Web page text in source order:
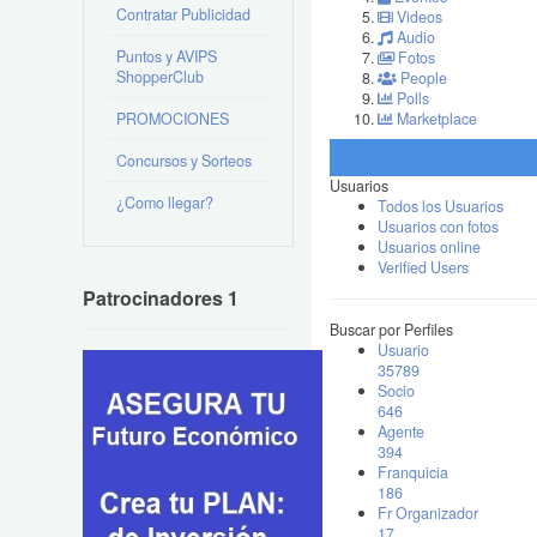
Videos
Audio
Fotos
People
Polls
Marketplace
Usuarios
Todos los Usuarios
Usuarios con fotos
Usuarios online
Verified Users
Buscar por Perfiles
Usuario
35789
Socio
646
Agente
394
Franquicia
186
Fr Organizador
Contratar Publicidad
Puntos y AVIPS
ShopperClub
PROMOCIONES
Concursos y Sorteos
¿Como llegar?
Patrocinadores 1